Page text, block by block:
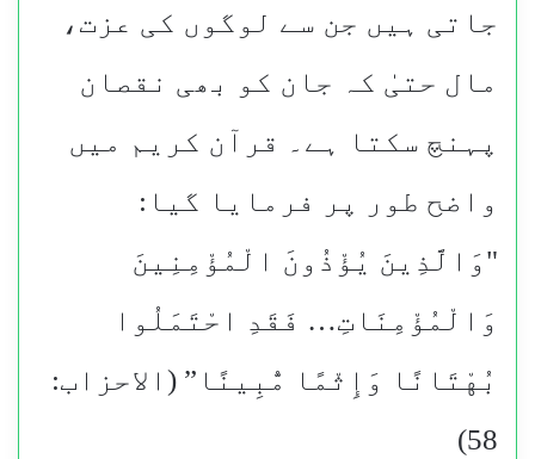
جاتی ہیں جن سے لوگوں کی عزت،
مال حتیٰ کہ جان کو بھی نقصان
پہنچ سکتا ہے۔ قرآن کریم میں
واضح طور پر فرمایا گیا:
"وَالَّذِينَ يُؤْذُونَ الْمُؤْمِنِينَ
وَالْمُؤْمِنَاتِ… فَقَدِ احْتَمَلُوا
بُهْتَانًا وَإِثْمًا مُّبِينًا” (الاحزاب:
58)